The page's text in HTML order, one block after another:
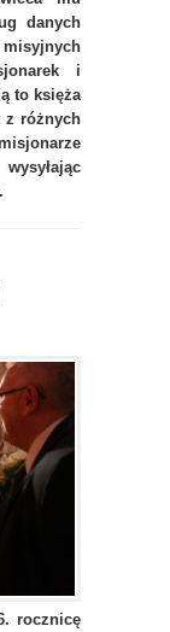
danych
misyjnych
i
to księża
z różnych
rocznicę